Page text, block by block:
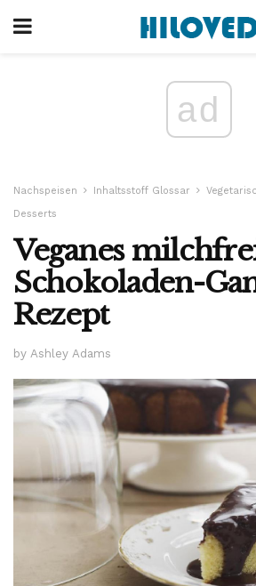
ad
Nachspeisen Inhaltsstoff Glossar
Desserts
Veganes
Schokoladen-
Rezept
by Ashley Adams